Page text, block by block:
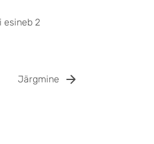
esineb 2
Järgmine